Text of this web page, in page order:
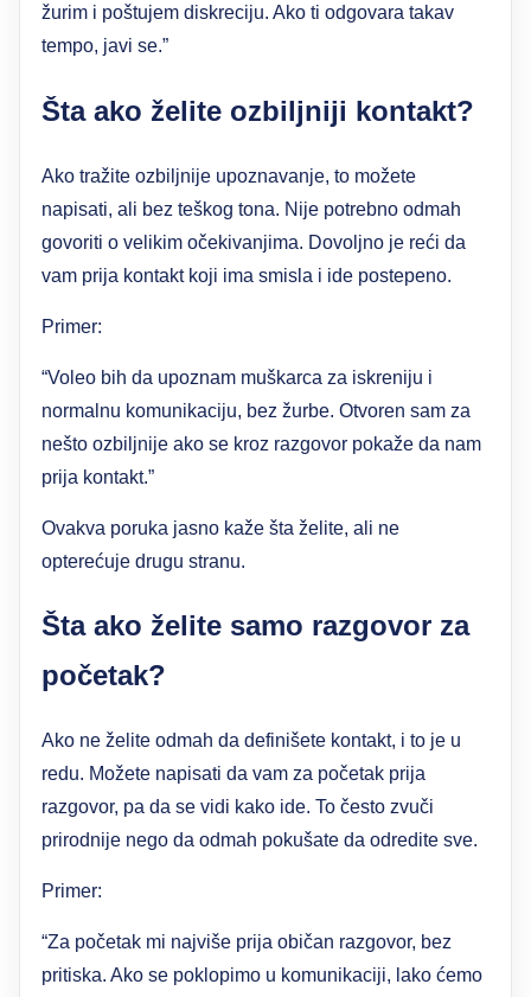
žurim i poštujem diskreciju. Ako ti odgovara takav
tempo, javi se.”
Šta ako želite ozbiljniji kontakt?
Ako tražite ozbiljnije upoznavanje, to možete
napisati, ali bez teškog tona. Nije potrebno odmah
govoriti o velikim očekivanjima. Dovoljno je reći da
vam prija kontakt koji ima smisla i ide postepeno.
Primer:
“Voleo bih da upoznam muškarca za iskreniju i
normalnu komunikaciju, bez žurbe. Otvoren sam za
nešto ozbiljnije ako se kroz razgovor pokaže da nam
prija kontakt.”
Ovakva poruka jasno kaže šta želite, ali ne
opterećuje drugu stranu.
Šta ako želite samo razgovor za
početak?
Ako ne želite odmah da definišete kontakt, i to je u
redu. Možete napisati da vam za početak prija
razgovor, pa da se vidi kako ide. To često zvuči
prirodnije nego da odmah pokušate da odredite sve.
Primer:
“Za početak mi najviše prija običan razgovor, bez
pritiska. Ako se poklopimo u komunikaciji, lako ćemo